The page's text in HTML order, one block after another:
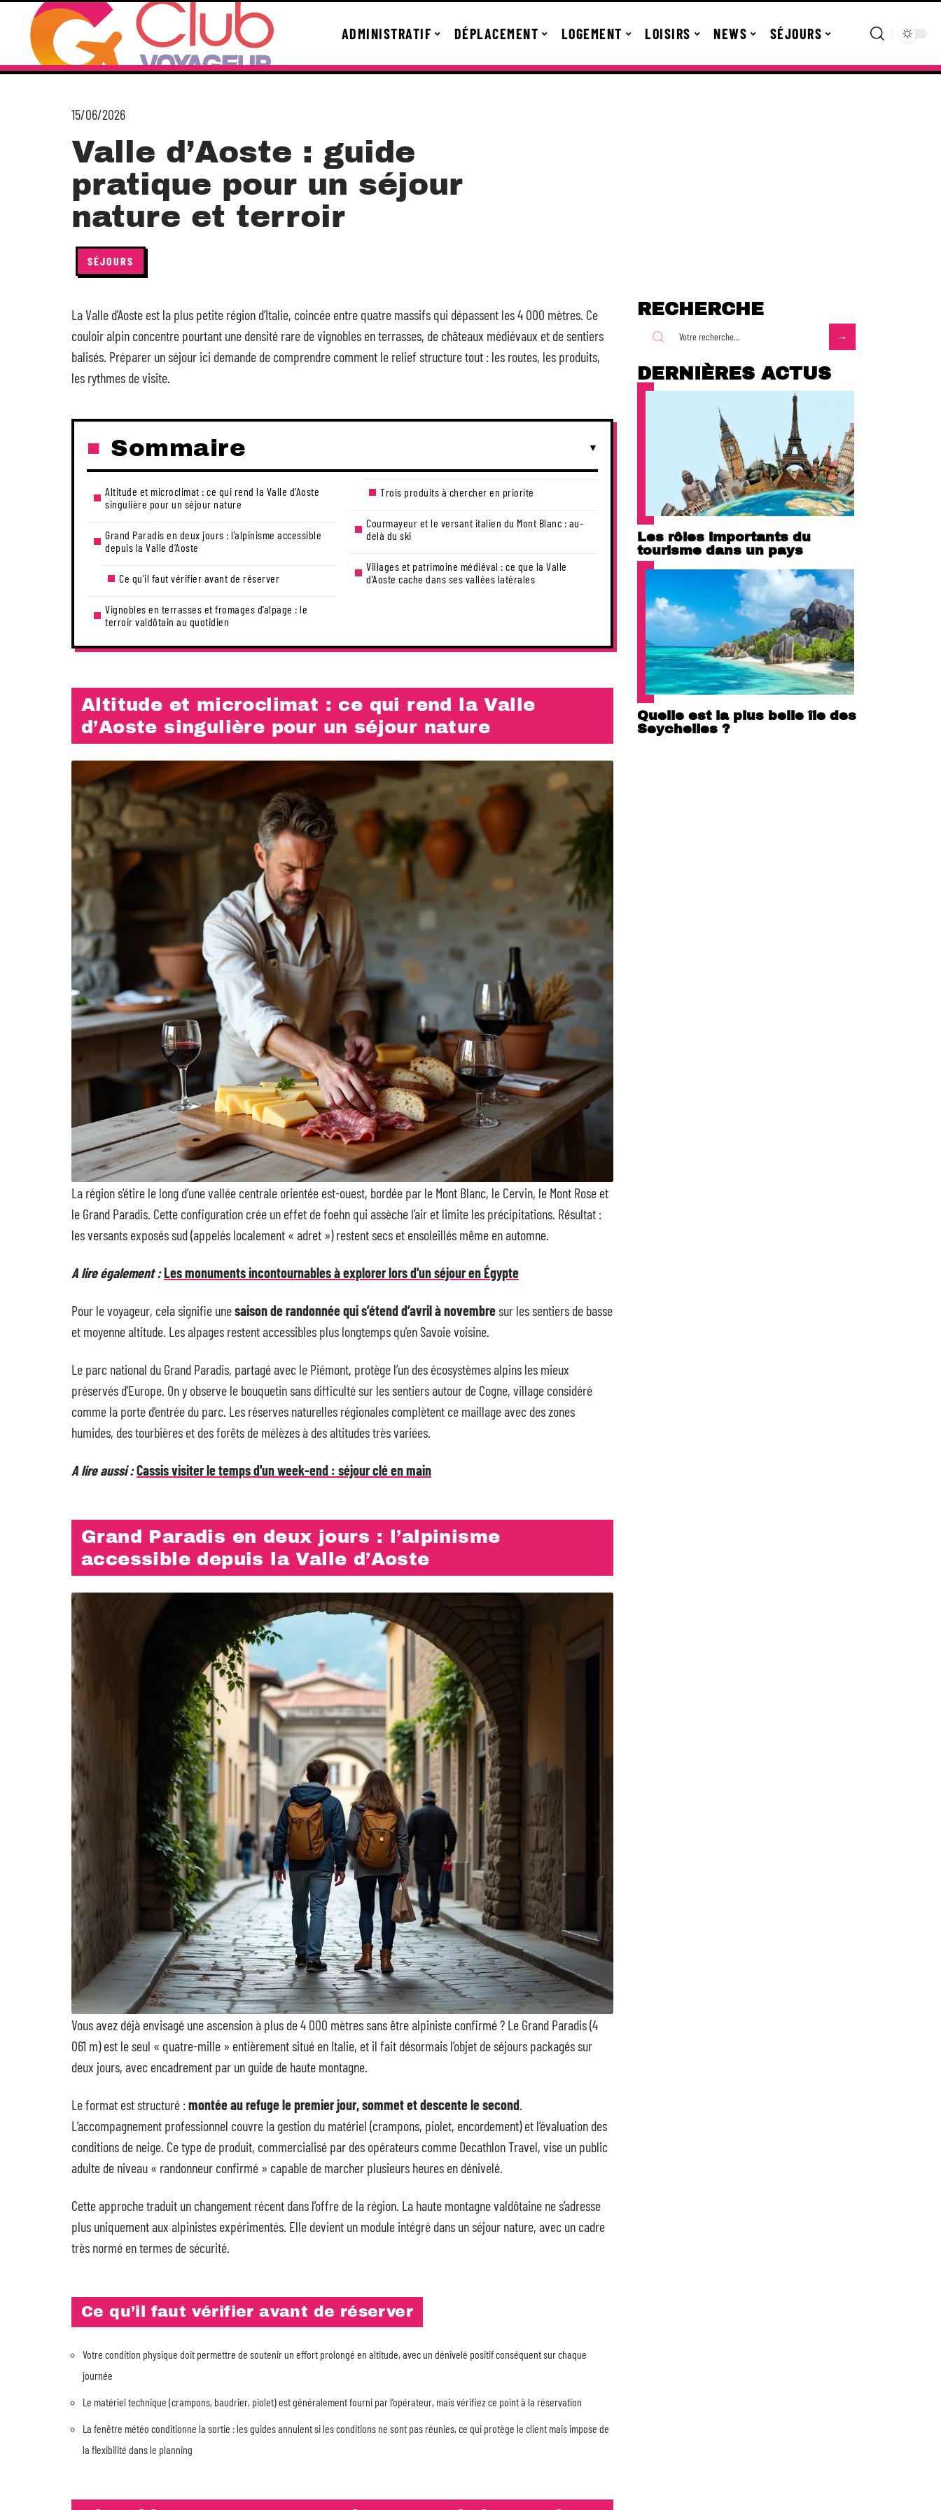
ADMINISTRATIF DÉPLACEMENT LOGEMENT LOISIRS NEWS SÉJOURS
15/06/2026
Valle d’Aoste : guide
pratique pour un séjour
nature et terroir
SÉJOURS
La Valle d’Aoste est la plus petite région d’Italie, coincée entre quatre massifs qui dépassent les 4 000 mètres. Ce
couloir alpin concentre pourtant une densité rare de vignobles en terrasses, de châteaux médiévaux et de sentiers
balisés. Préparer un séjour ici demande de comprendre comment le relief structure tout : les routes, les produits,
les rythmes de visite.
Sommaire
Altitude et microclimat : ce qui rend la Valle d’Aoste
singulière pour un séjour nature
Grand Paradis en deux jours : l’alpinisme accessible
depuis la Valle d’Aoste
Ce qu’il faut vérifier avant de réserver
Vignobles en terrasses et fromages d’alpage : le
terroir valdôtain au quotidien
Trois produits à chercher en priorité
Courmayeur et le versant italien du Mont Blanc : au-
delà du ski
Villages et patrimoine médiéval : ce que la Valle
d’Aoste cache dans ses vallées latérales
Altitude et microclimat : ce qui rend la Valle
d’Aoste singulière pour un séjour nature
La région s’étire le long d’une vallée centrale orientée est-ouest, bordée par le Mont Blanc, le Cervin, le Mont Rose et
le Grand Paradis. Cette configuration crée un effet de foehn qui assèche l’air et limite les précipitations. Résultat :
les versants exposés sud (appelés localement « adret ») restent secs et ensoleillés même en automne.
A lire également :Les monuments incontournables à explorer lors d'un séjour en Égypte
Pour le voyageur, cela signifie unesaison de randonnée qui s’étend d’avril à novembresur les sentiers de basse
et moyenne altitude. Les alpages restent accessibles plus longtemps qu’en Savoie voisine.
Le parc national du Grand Paradis, partagé avec le Piémont, protège l’un des écosystèmes alpins les mieux
préservés d’Europe. On y observe le bouquetin sans difficulté sur les sentiers autour de Cogne, village considéré
comme la porte d’entrée du parc. Les réserves naturelles régionales complètent ce maillage avec des zones
humides, des tourbières et des forêts de mélèzes à des altitudes très variées.
A lire aussi :Cassis visiter le temps d'un week-end : séjour clé en main
Grand Paradis en deux jours : l’alpinisme
accessible depuis la Valle d’Aoste
Vous avez déjà envisagé une ascension à plus de 4 000 mètres sans être alpiniste confirmé ? Le Grand Paradis (4
061 m) est le seul « quatre-mille » entièrement situé en Italie, et il fait désormais l’objet de séjours packagés sur
deux jours, avec encadrement par un guide de haute montagne.
Le format est structuré :montée au refuge le premier jour, sommet et descente le second.
L’accompagnement professionnel couvre la gestion du matériel (crampons, piolet, encordement) et l’évaluation des
conditions de neige. Ce type de produit, commercialisé par des opérateurs comme Decathlon Travel, vise un public
adulte de niveau « randonneur confirmé » capable de marcher plusieurs heures en dénivelé.
Cette approche traduit un changement récent dans l’offre de la région. La haute montagne valdôtaine ne s’adresse
plus uniquement aux alpinistes expérimentés. Elle devient un module intégré dans un séjour nature, avec un cadre
très normé en termes de sécurité.
Ce qu’il faut vérifier avant de réserver
Votre condition physique doit permettre de soutenir un effort prolongé en altitude, avec un dénivelé positif conséquent sur chaque
journée
Le matériel technique (crampons, baudrier, piolet) est généralement fourni par l’opérateur, mais vérifiez ce point à la réservation
La fenêtre météo conditionne la sortie : les guides annulent si les conditions ne sont pas réunies, ce qui protège le client mais impose de
la flexibilité dans le planning
RECHERCHE
DERNIÈRES ACTUS
Les rôles importants du
tourisme dans un pays
Quelle est la plus belle île des
Seychelles ?